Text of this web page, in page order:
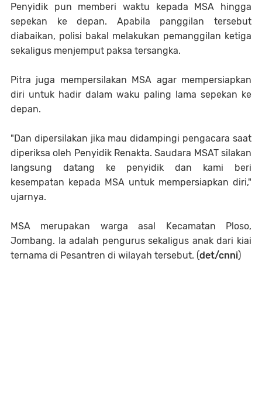
Penyidik pun memberi waktu kepada MSA hingga
sepekan ke depan. Apabila panggilan tersebut
diabaikan, polisi bakal melakukan pemanggilan ketiga
sekaligus menjemput paksa tersangka.
Pitra juga mempersilakan MSA agar mempersiapkan
diri untuk hadir dalam waku paling lama sepekan ke
depan.
"Dan dipersilakan jika mau didampingi pengacara saat
diperiksa oleh Penyidik Renakta. Saudara MSAT silakan
langsung datang ke penyidik dan kami beri
kesempatan kepada MSA untuk mempersiapkan diri,"
ujarnya.
MSA merupakan warga asal Kecamatan Ploso,
Jombang. Ia adalah pengurus sekaligus anak dari kiai
ternama di Pesantren di wilayah tersebut. (det/cnni)